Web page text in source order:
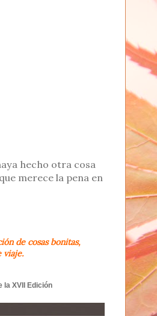
hecho otra cosa
merece la pena en
de cosas bonitas,
viaje.
la XVII Edición